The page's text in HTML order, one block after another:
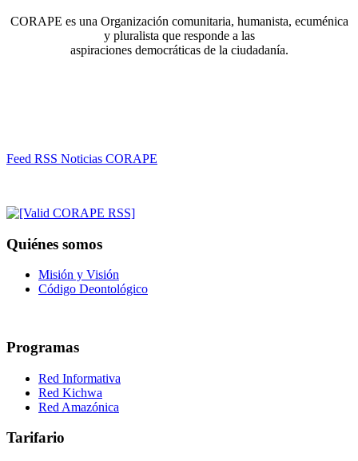
CORAPE es una Organización comunitaria, humanista, ecuménica
y pluralista que responde a las
aspiraciones democráticas de la ciudadanía.
Feed RSS Noticias CORAPE
Quiénes somos
Misión y Visión
Código Deontológico
Programas
Red Informativa
Red Kichwa
Red Amazónica
Tarifario